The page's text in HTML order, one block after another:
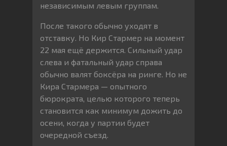
независимым левым группам.
После такого обычно уходят в
отставку. Но Кир Стармер на момент
22 мая ещё держится. Сильный удар
слева и фатальный удар справа
обычно валят боксёра на ринге. Но не
Кира Стармера — опытного
бюрократа, целью которого теперь
становится как минимум дожить до
осени, когда у партии будет
очередной съезд.